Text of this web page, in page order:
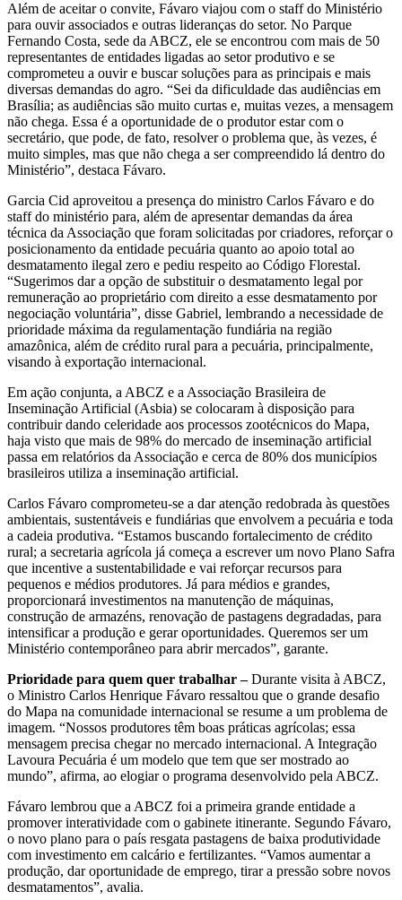
Além de aceitar o convite, Fávaro viajou com o staff do Ministério
para ouvir associados e outras lideranças do setor. No Parque
Fernando Costa, sede da ABCZ, ele se encontrou com mais de 50
representantes de entidades ligadas ao setor produtivo e se
comprometeu a ouvir e buscar soluções para as principais e mais
diversas demandas do agro. “Sei da dificuldade das audiências em
Brasília; as audiências são muito curtas e, muitas vezes, a mensagem
não chega. Essa é a oportunidade de o produtor estar com o
secretário, que pode, de fato, resolver o problema que, às vezes, é
muito simples, mas que não chega a ser compreendido lá dentro do
Ministério”, destaca Fávaro.
Garcia Cid aproveitou a presença do ministro Carlos Fávaro e do
staff do ministério para, além de apresentar demandas da área
técnica da Associação que foram solicitadas por criadores, reforçar o
posicionamento da entidade pecuária quanto ao apoio total ao
desmatamento ilegal zero e pediu respeito ao Código Florestal.
“Sugerimos dar a opção de substituir o desmatamento legal por
remuneração ao proprietário com direito a esse desmatamento por
negociação voluntária”, disse Gabriel, lembrando a necessidade de
prioridade máxima da regulamentação fundiária na região
amazônica, além de crédito rural para a pecuária, principalmente,
visando à exportação internacional.
Em ação conjunta, a ABCZ e a Associação Brasileira de
Inseminação Artificial (Asbia) se colocaram à disposição para
contribuir dando celeridade aos processos zootécnicos do Mapa,
haja visto que mais de 98% do mercado de inseminação artificial
passa em relatórios da Associação e cerca de 80% dos municípios
brasileiros utiliza a inseminação artificial.
​​​​​​​Carlos Fávaro comprometeu-se a dar atenção redobrada às questões
ambientais, sustentáveis e fundiárias que envolvem a pecuária e toda
a cadeia produtiva. “Estamos buscando fortalecimento de crédito
rural; a secretaria agrícola já começa a escrever um novo Plano Safra
que incentive a sustentabilidade e vai reforçar recursos para
pequenos e médios produtores. Já para médios e grandes,
proporcionará investimentos na manutenção de máquinas,
construção de armazéns, renovação de pastagens degradadas, para
intensificar a produção e gerar oportunidades. Queremos ser um
Ministério contemporâneo para abrir mercados”, garante.
​​​​​​​Prioridade para quem quer trabalhar –Durante visita à ABCZ,
o Ministro Carlos Henrique Fávaro ressaltou que o grande desafio
do Mapa na comunidade internacional se resume a um problema de
imagem. “Nossos produtores têm boas práticas agrícolas; essa
mensagem precisa chegar no mercado internacional. A Integração
Lavoura Pecuária é um modelo que tem que ser mostrado ao
mundo”, afirma, ao elogiar o programa desenvolvido pela ABCZ.
​​​​​​​Fávaro lembrou que a ABCZ foi a primeira grande entidade a
promover interatividade com o gabinete itinerante. Segundo Fávaro,
o novo plano para o país resgata pastagens de baixa produtividade
com investimento em calcário e fertilizantes. “Vamos aumentar a
produção, dar oportunidade de emprego, tirar a pressão sobre novos
desmatamentos”, avalia.